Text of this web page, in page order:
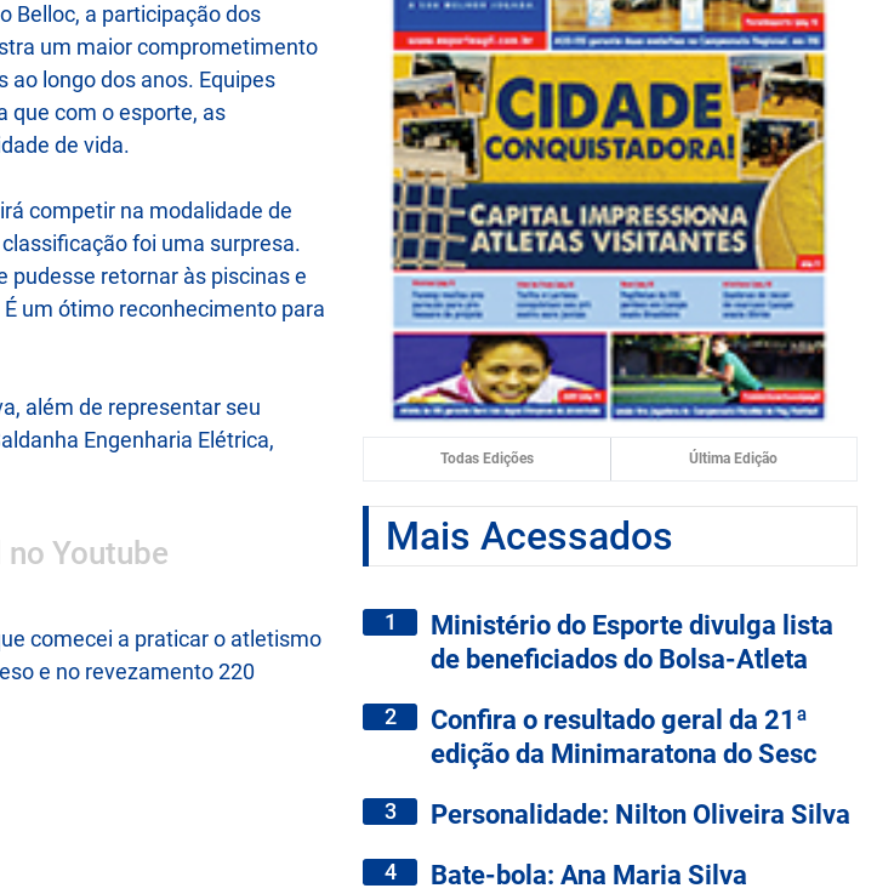
Belloc, a participação dos
um maior comprometimento
ao longo dos anos. Equipes
que com o esporte, as
de vida.
competir na modalidade de
foi uma surpresa.
pudesse retornar às piscinas e
um ótimo reconhecimento para
além de representar seu
Engenharia Elétrica,
Youtube
comecei a praticar o atletismo
e no revezamento 220
Todas Edições Última Edição
Mais Acessados
1
Ministério do Esporte divulga lista
de beneficiados do Bolsa-Atleta
2
Confira o resultado geral da 21ª
edição da Minimaratona do Sesc
3 Personalidade: Nilton Oliveira Silva
4 Bate-bola: Ana Maria Silva